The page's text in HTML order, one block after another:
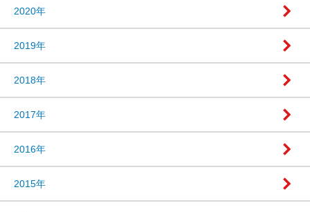
2020年
2019年
2018年
2017年
2016年
2015年